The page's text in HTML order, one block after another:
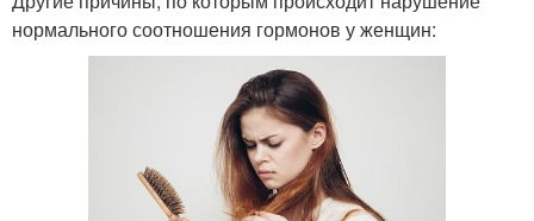
нормального соотношения гормонов у женщин: